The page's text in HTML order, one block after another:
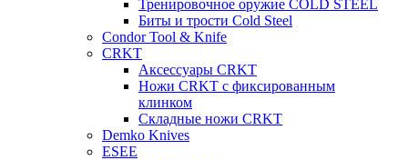
Тренировочное оружие COLD STEEL
Биты и трости Cold Steel
Condor Tool & Knife
CRKT
Аксессуары CRKT
Ножи CRKT с фиксированным
клинком
Складные ножи CRKT
Demko Knives
ESEE